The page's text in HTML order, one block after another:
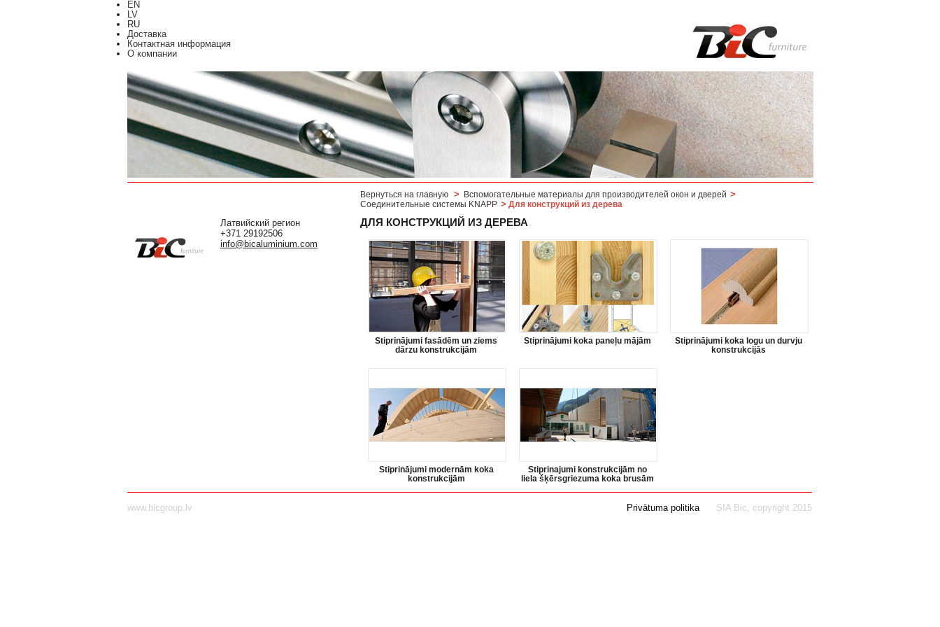
EN
LV
RU
Доставка
Контактная информация
О компании
Латвийский регион
+371 29192506
info@bicaluminium.com
Вернуться на главную > Вспомогательные материалы для производителей окон и дверей >
Соединительные системы KNAPP > Для конструкций из дерева
ДЛЯ КОНСТРУКЦИЙ ИЗ ДЕРЕВА
Stiprinājumi fasādēm un ziems
dārzu konstrukcijām
Stiprinājumi koka paneļu mājām
Stiprinājumi koka logu un durvju
konstrukcijās
Stiprinājumi modernām koka
konstrukcijām
Stiprinajumi konstrukcijām no
liela šķērsgriezuma koka brusām
www.bicgroup.lv Privātuma politika SIA Bic, copyright 2015